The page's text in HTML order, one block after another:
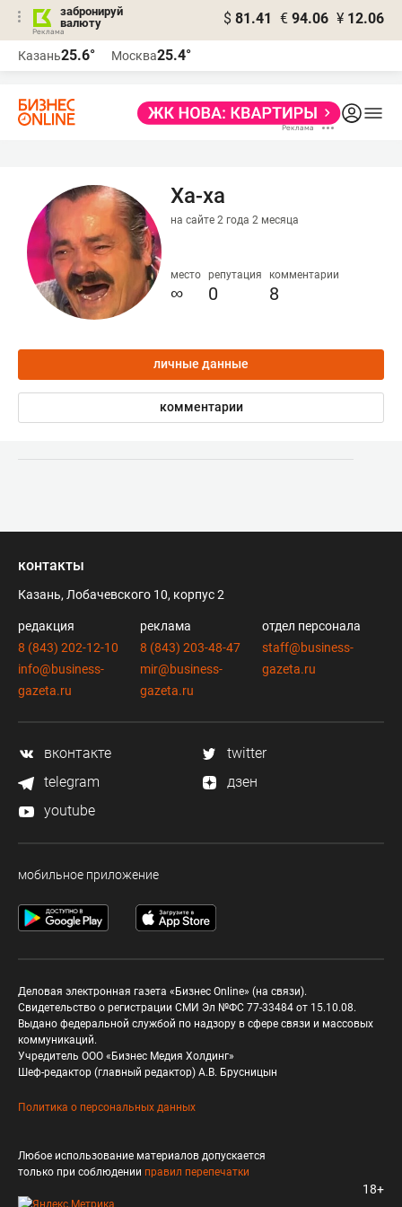
забронируй
валюту
$ 81.41 € 94.06 ¥ 12.06
Казань25.6° Москва25.4°
Ха-ха
на сайте 2 года 2 месяца
место
∞
репутация
0
комментарии
8
личные данные
комментарии
контакты
Казань, Лобачевского 10, корпус 2
редакция
8 (843) 202-12-10
info@business-
gazeta.ru
реклама
8 (843) 203-48-47
mir@business-
gazeta.ru
отдел персонала
staff@business-
gazeta.ru
вконтакте
twitter
telegram
дзен
youtube
мобильное приложение
Деловая электронная газета «Бизнес Online» (на связи).
Свидетельство о регистрации СМИ Эл №ФС 77-33484 от 15.10.08.
Выдано федеральной службой по надзору в сфере связи и массовых
коммуникаций.
Учредитель ООО «Бизнес Медия Холдинг»
Шеф-редактор (главный редактор) А.В. Брусницын
Политика о персональных данных
Любое использование материалов допускается
только при соблюдении правил перепечатки
18+